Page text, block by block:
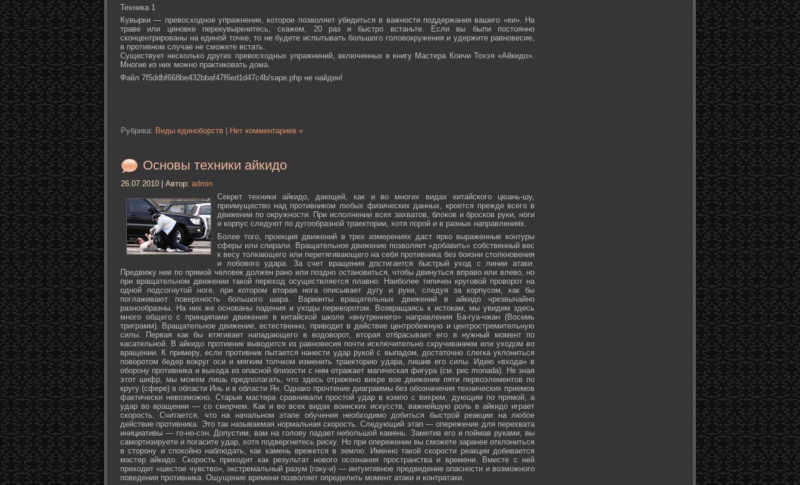
Техника 1
Кувырки — превосходное упражнение, которое позволяет убедиться в важности поддержания вашего «ки». На
траве или циновке перекувыркнитесь, скажем, 20 раз и быстро встаньте. Если вы были постоянно
сконцентрированы на единой точке, то не будете испытывать большого головокружения и удержите равновесие,
в противном случае не сможете встать.
Существует несколько других превосходных упражнений, включенных в книгу Мастера Коичи Тохэя «Айкидо».
Многие из них можно практиковать дома.
Файл 7f5ddbf668be432bbaf47f6ed1d47c4b/sape.php не найден!
Рубрика: Виды единоборств Нет комментариев »
Основы техники айкидо
26.07.2010 | Автор: admin
Секрет техники айкидо, дающей, как и во многих видах китайского цюань-шу,
преимущество над противником любых физических данных, кроется прежде всего в
движении по окружности. При исполнении всех захватов, блоков и бросков руки, ноги
и корпус следуют по дугообразной траектории, хотя порой и в разных направлениях.
Более того, проекция движений в трех измерениях даст ярко выраженные контуры
сферы или спирали. Вращательное движение позволяет «добавить» собственный вес
к весу толкающего или перетягивающего на себя противника без боязни столкновения
и лобового удара. За счет вращения достигается быстрый уход с линии атаки.
Предвижу нии по прямой человек должен рано или поздно остановиться, чтобы двинуться вправо или влево, но
при вращательном движении такой переход осуществляется плавно. Наиболее типичен круговой проворот на
одной подсогнутой ноге, при котором вторая нога описывает дугу и руки, следуя за корпусом, как бы
поглаживают поверхность большого шара. Варианты вращательных движений в айкидо чрезвычайно
разнообразны. На них же основаны падения и уходы переворотом. Возвращаясь к истокам, мы увидим здесь
много общего с принципами движения в китайской школе «внутреннего» направления Ба-гуа-чжан (Восемь
триграмм). Вращательное движение, естественно, приводит в действие центробежную и центростремительную
силы. Первая как бы втягивает нападающего в водоворот, вторая отбрасывает его в нужный момент по
касательной. В айкидо противник выводится из равновесия почти исключительно скручиванием или уходом во
вращении. К примеру, если противник пытается нанести удар рукой с выпадом, достаточно слегка уклониться
поворотом бедер вокруг оси и мягким толчком изменить траекторию удара, лишив его силы. Идею «входа» в
оборону противника и выхода из опасной близости с ним отражает магическая фигура (см. рис monada). Не зная
этот шифр, мы можем лишь предполагать, что здесь отражено вихре вое движение пяти первоэлементов по
кругу (сфере) в области Инь и в области Ян. Однако прочтение диаграммы без обозначения технических приемов
фактически невозможно. Старые мастера сравнивали простой удар в кэмпо с вихрем, дующим по прямой, а
удар во вращении — со смерчем. Как и во всех видах воинских искусств, важнейшую роль в айкидо играет
скорость. Считается, что на начальном этапе обучения необходимо добиться быстрой реакции на любое
действие противника. Это так называемая нормальная скорость. Следующий этап — опережение для перехвата
инициативы — го-но-сэн. Допустим, вам на голову падает небольшой камень. Заметив его и поймав руками, вы
самортизируете и погасите удар, хотя подвергнетесь риску. Но при опережении вы сможете заранее отклониться
в сторону и спокойно наблюдать, как камень врежется в землю. Именно такой скорости реакции добивается
мастер айкидо. Скорость приходит как результат нового осознания пространства и времени. Вместе с ней
приходит «шестое чувство», экстремальный разум (гоку-и) — интуитивное предвидение опасности и возможного
поведения противника. Ощущение времени позволяет определить момент атаки и контратаки.